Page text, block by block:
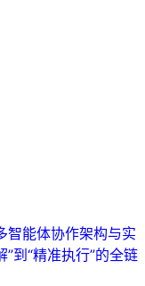
智能体协作架构与实
到“精准执行”的全链